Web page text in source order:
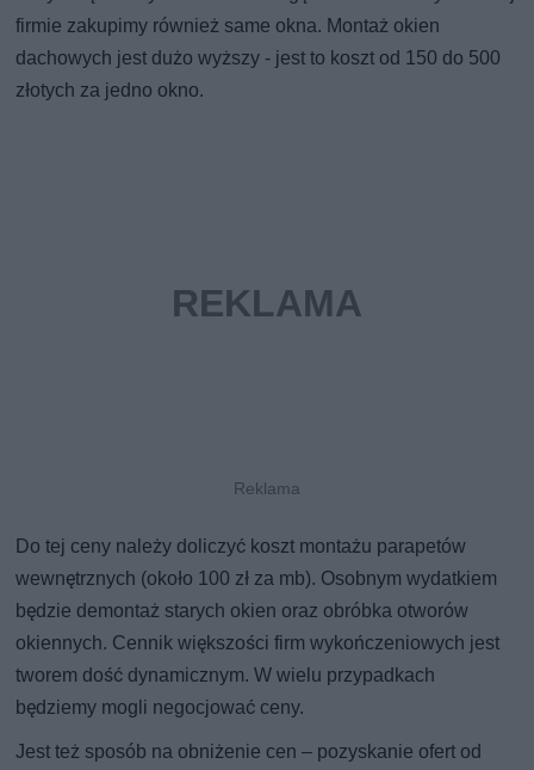
firmie zakupimy również same okna. Montaż okien
dachowych jest dużo wyższy - jest to koszt od 150 do 500
złotych za jedno okno.
Do tej ceny należy doliczyć koszt montażu parapetów
wewnętrznych (około 100 zł za mb). Osobnym wydatkiem
będzie demontaż starych okien oraz obróbka otworów
okiennych. Cennik większości firm wykończeniowych jest
tworem dość dynamicznym. W wielu przypadkach
będziemy mogli negocjować ceny.
Jest też sposób na obniżenie cen – pozyskanie ofert od